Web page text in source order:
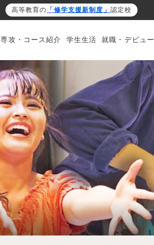
高等教育の 「修学支援新制度」 認定校
専攻・コース紹介 学生生活 就職・デビュー